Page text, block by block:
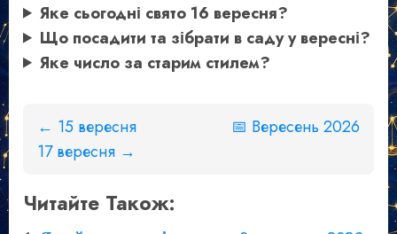
Яке сьогодні свято 16 вересня?
Що посадити та зібрати в саду у вересні?
Яке число за старим стилем?
← 15 вересня
📅 Вересень 2026
17 вересня →
Читайте Також: